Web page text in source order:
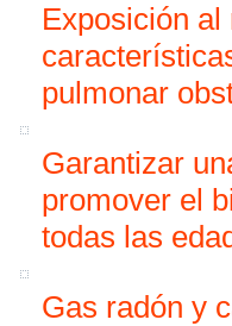
Exposición
pulmonar
Garantizar
promover el
todas las
Gas radón y